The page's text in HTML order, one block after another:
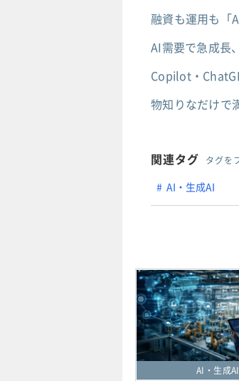
融資も運用も「
AI需要で急成長
Copilot・
物知りなだけで
関連タグ タグを
AI・生成AI
AI・生成AI